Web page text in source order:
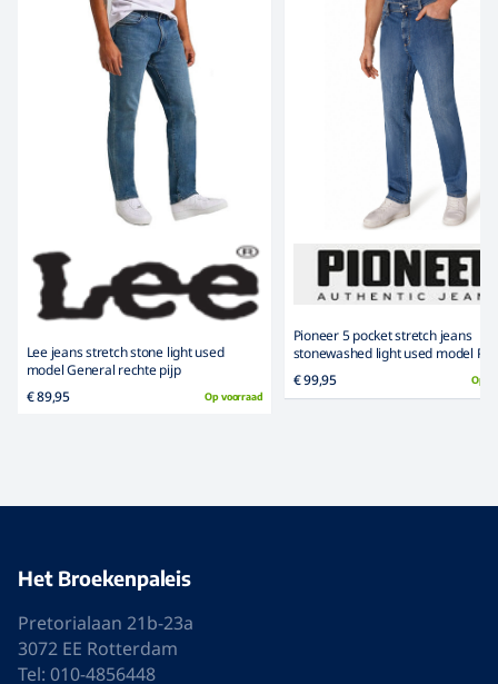
Lee jeans stretch stone light used
model General rechte pijp
€ 89,95
Op voorraad
Pioneer 5 pocket stretch jeans
stonewashed light used model
€ 99,95
Op
Het Broekenpaleis
Pretorialaan 21b-23a
3072 EE Rotterdam
Tel: 010-4856448